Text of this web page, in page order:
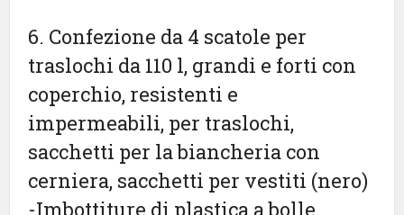
6. Confezione da 4 scatole per
traslochi da 110 l, grandi e forti con
coperchio, resistenti e
impermeabili, per traslochi,
sacchetti per la biancheria con
cerniera, sacchetti per vestiti (nero)
-Imbottiture di plastica a bolle